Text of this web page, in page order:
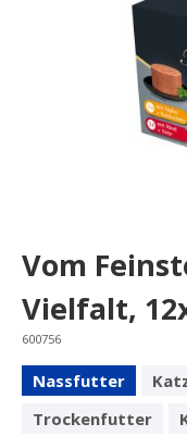
Vom
Vielfalt,
600756
Nassfutter
Trockenfutter